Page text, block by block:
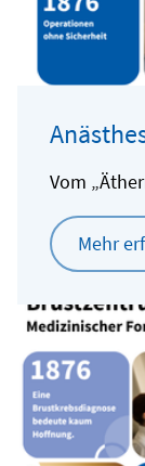
Vom
Mehr